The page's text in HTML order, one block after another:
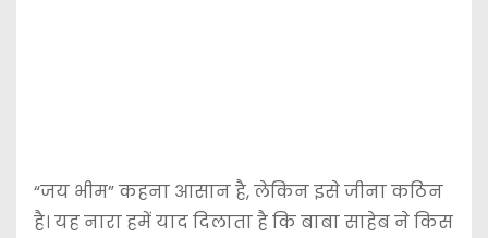
“जय भीम” कहना आसान है, लेकिन इसे जीना कठिन
है। यह नारा हमें याद दिलाता है कि बाबा साहेब ने किस